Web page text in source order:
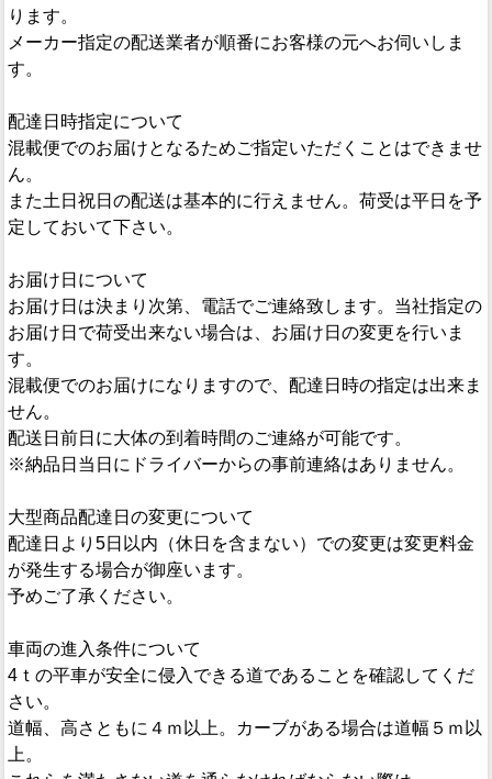
ります。
メーカー指定の配送業者が順番にお客様の元へお伺いしま
す。
配達日時指定について
混載便でのお届けとなるためご指定いただくことはできませ
ん。
また土日祝日の配送は基本的に行えません。荷受は平日を予
定しておいて下さい。
お届け日について
お届け日は決まり次第、電話でご連絡致します。当社指定の
お届け日で荷受出来ない場合は、お届け日の変更を行いま
す。
混載便でのお届けになりますので、配達日時の指定は出来ま
せん。
配送日前日に大体の到着時間のご連絡が可能です。
※納品日当日にドライバーからの事前連絡はありません。
大型商品配達日の変更について
配達日より5日以内（休日を含まない）での変更は変更料金
が発生する場合が御座います。
予めご了承ください。
車両の進入条件について
4ｔの平車が安全に侵入できる道であることを確認してくだ
さい。
道幅、高さともに４ｍ以上。カーブがある場合は道幅５ｍ以
上。